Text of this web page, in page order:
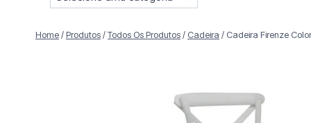
e
e
Home / Produtos / Todos Os Produtos / Cadeira / Cadeira Firenze